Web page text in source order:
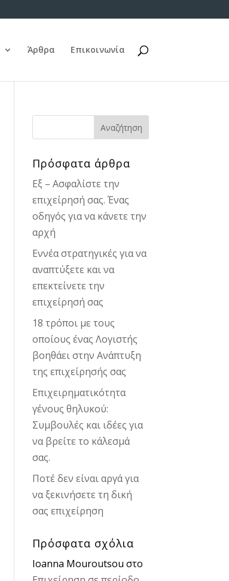
Άρθρα Επικοινωνία
Πρόσφατα άρθρα
Εξ – Ασφαλίστε την
επιχείρησή σας. Ένας
οδηγός για να κάνετε την
αρχή
Εννέα στρατηγικές για να
αναπτύξετε και να
επεκτείνετε την
επιχείρησή σας
18 τρόποι με τους
οποίους ένας Λογιστής
βοηθάει στην Ανάπτυξη
της επιχείρησής σας
Επιχειρηματικότητα
γένους θηλυκού:
Συμβουλές και ιδέες για
να βρείτε το κάλεσμά
σας.
Ποτέ δεν είναι αργά για
να ξεκινήσετε τη δική
σας επιχείρηση
Πρόσφατα σχόλια
Ioanna Mouroutsou στο